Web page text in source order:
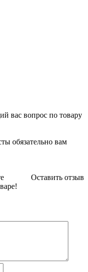
вас вопрос по товару
обязательно вам
Оставить отзыв